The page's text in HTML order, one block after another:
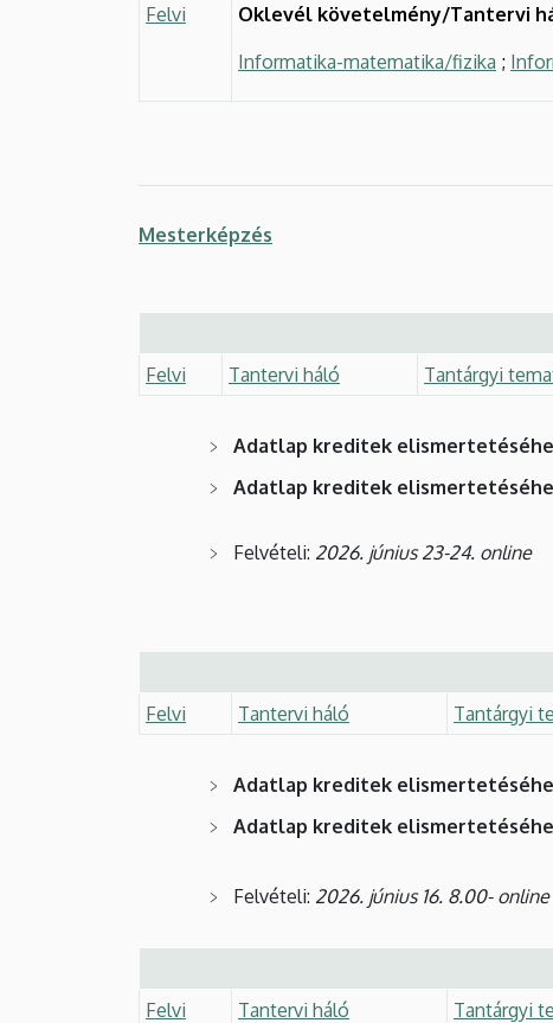
Felvi
Oklevél követelmény/Tantervi
Informatika-matematika/fizika ;
Mesterképzés
Felvi
Tantervi háló Tantárgyi
Adatlap kreditek
Adatlap kreditek
Felvételi: 2026. június 23-24. online
Felvi
Tantervi háló Tantárgyi
Adatlap kreditek
Adatlap kreditek
Felvételi: 2026. június 16. 8.00- online
Felvi
Tantervi háló Tantárgyi